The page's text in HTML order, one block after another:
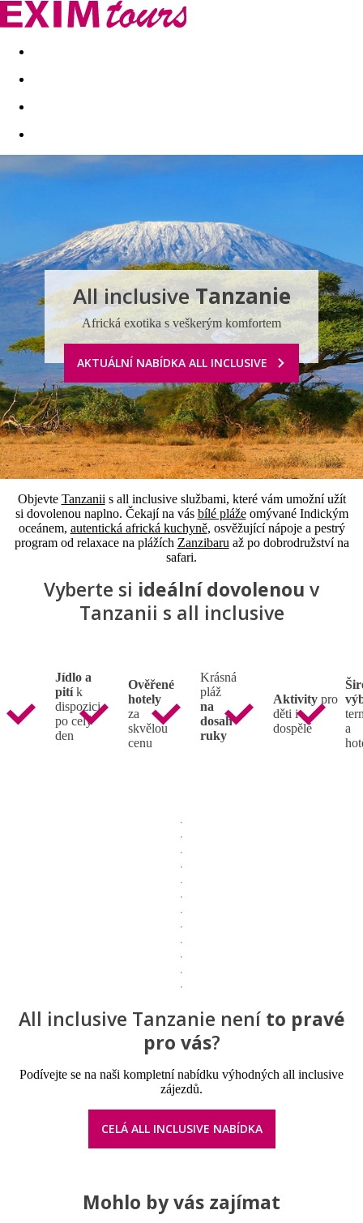
Akční nabídky Last minute
All inclusiveTanzanie
Africká exotika s veškerým komfortem
AKTUÁLNÍ NABÍDKA ALL INCLUSIVE
Objevte Tanzanii s all inclusive službami, které vám umožní užít
si dovolenou naplno. Čekají na vás bílé plážeomývané Indickým
oceánem, autentická africká kuchyně, osvěžující nápoje a pestrý
program od relaxace na plážích Zanzibaru až po dobrodružství na
safari.
Vyberte si ideální dovolenou v
Tanzanii s all inclusive
Jídlo a
pitík
dispozici
po celý
den
Ověřené
hotely
za
skvělou
cenu
Krásná
pláž
na
dosah
ruky
Aktivity pro
děti i
dospělé
a
All inclusive Tanzanie není to pravé
pro vás?
Podívejte se na naši kompletní nabídku výhodných all inclusive
zájezdů.
CELÁ ALL INCLUSIVE NABÍDKA
Mohlo by vás zajímat